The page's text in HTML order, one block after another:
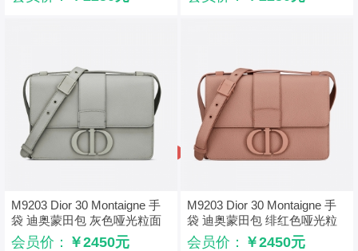
M9203 Dior 30 Montaigne 手
袋 迪奥蒙田包 灰色哑光粒面
牛皮革
会员价： ￥2450元
M9203 Dior 30 Montaigne 手
袋 迪奥蒙田包 绯红色哑光粒
面牛皮革
会员价： ￥2450元